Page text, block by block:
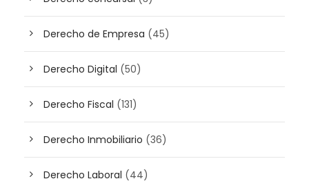
Derecho de Empresa (45)
Derecho Digital (50)
Derecho Fiscal (131)
Derecho Inmobiliario (36)
Derecho Laboral (44)